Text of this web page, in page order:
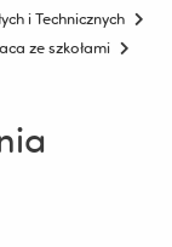
i Technicznych
ze szkołami